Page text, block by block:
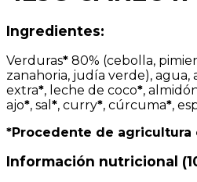
Ingredientes:
Verduras* 80% (cebolla,
zanahoria, judía verde), agua,
extra*, leche de coco*,
ajo*, sal *, curry*, cúrcuma*,
*Procedente de agricultura
Información nutricional